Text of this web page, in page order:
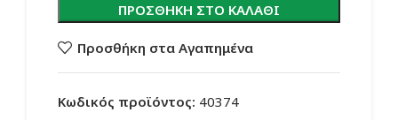
ΠΡΟΣΘΉΚΗ ΣΤΟ ΚΑΛΆΘΙ
Προσθήκη στα Αγαπημένα
Κωδικός προϊόντος: 40374